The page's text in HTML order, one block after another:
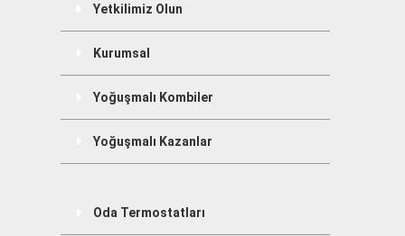
Yetkilimiz Olun
Kurumsal
Yoğuşmalı Kombiler
Yoğuşmalı Kazanlar
Oda Termostatları